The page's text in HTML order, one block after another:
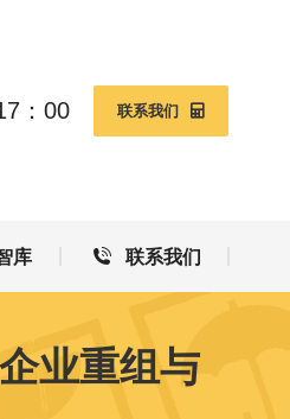
：00 联系我们
库 联系我们
业重组与